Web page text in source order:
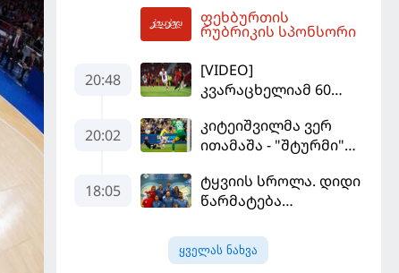
დახვდა
ფეხბურთის
რუბრიკის სპონსორი
20:48
[VIDEO]
კვარაცხელიამ 60
სეზონის პირველ
მატჩში
დამარცხდა
20:02
კიტეიშვილმა ვერ
ითამაშა - "შტურმი"
"ფენერბაჰჩესთან"
დამარცხდა
18:05
ტყვიის სროლა. დიდი
წარმატება
ყველას ნახვა